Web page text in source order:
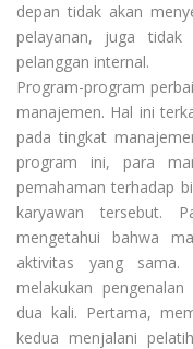
depan tidak akan
pelayanan, juga tidak
pelanggan internal.
Program-program
manajemen. Hal ini
pada tingkat
program ini, para
pemahaman terhadap
karyawan tersebut.
mengetahui bahwa
aktivitas yang
melakukan
dua kali. Pertama,
kedua menjalani